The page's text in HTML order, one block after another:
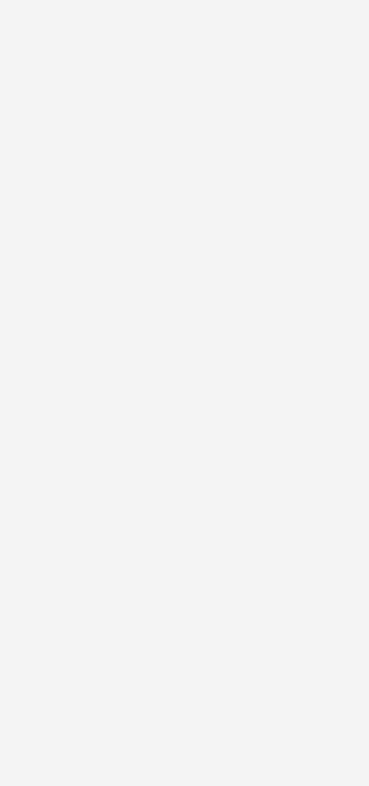
bei Schimmel in der
viele falsche Annahmen. Die
korrigiert die gängigsten.
Stiebel Eltron feiert 100-jähriges
Jubiläumsaktion zum 100-jährigen Bestehen